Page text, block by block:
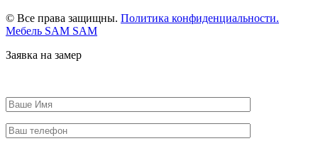
© Все права защищны. Политика конфиденциальности.
Мебель SAM SAM
Заявка на замер